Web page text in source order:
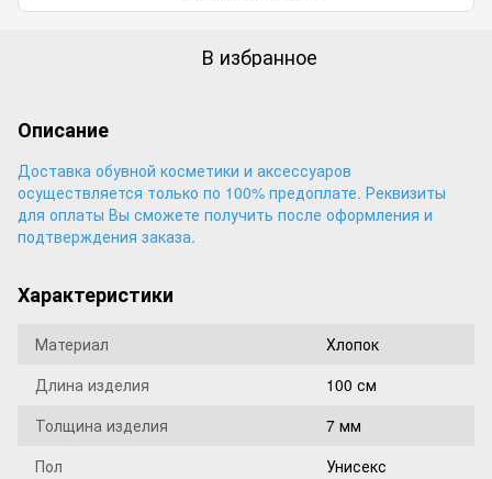
В избранное
Описание
Доставка обувной косметики и аксессуаров
осуществляется только по 100% предоплате. Реквизиты
для оплаты Вы сможете получить после оформления и
подтверждения заказа.
Характеристики
Материал
Хлопок
Длина изделия
100 см
Толщина изделия
7 мм
Пол
Унисекс